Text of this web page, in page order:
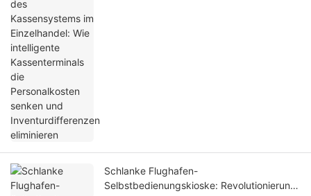
Schlanke Flughafen-
Selbstbedienungskioske: Revolutionierung